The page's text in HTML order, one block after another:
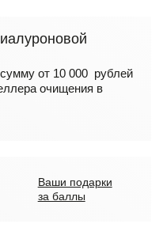
от 10 000 рублей
очищения в
Ваши подарки
за баллы